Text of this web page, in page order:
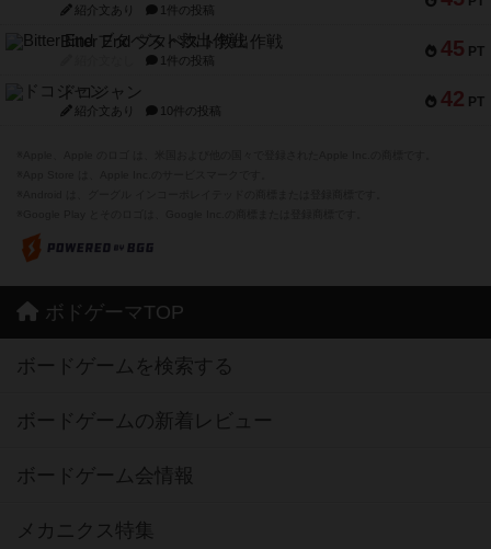
紹介文あり 1件の投稿
45 PT
Bitter End ブタペスト救出作戦
1件の投稿
42 PT
ドコジャン
紹介文あり 10件の投稿
ボドゲーマTOP
ボードゲームを検索する
ボードゲームの新着レビュー
ボードゲーム会情報
メカニクス特集